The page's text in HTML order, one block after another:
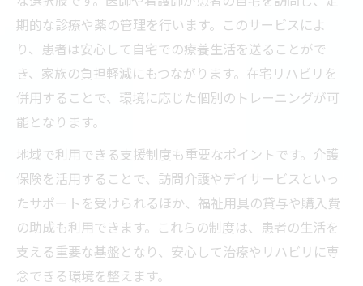
期的な診療や薬の管理を行います。このサービスによ
り、患者は安心して自宅での療養生活を送ることがで
き、家族の負担軽減にもつながります。在宅リハビリを
併用することで、環境に応じた個別のトレーニングが可
能となります。
地域で利用できる支援制度も重要なポイントです。介護
保険を活用することで、訪問介護やデイサービスといっ
たサポートを受けられるほか、福祉用具の貸与や購入費
の助成も利用できます。これらの制度は、患者の生活を
支える重要な基盤となり、安心して治療やリハビリに専
念できる環境を整えます。